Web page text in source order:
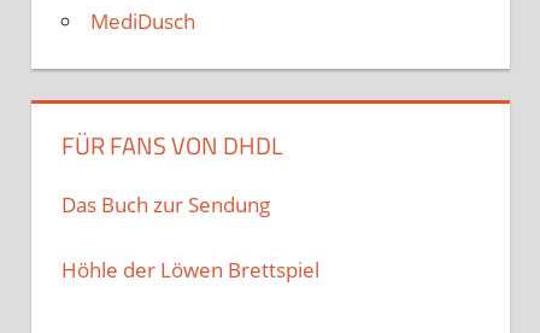
MediDusch
FÜR FANS VON DHDL
Das Buch zur Sendung
Höhle der Löwen Brettspiel